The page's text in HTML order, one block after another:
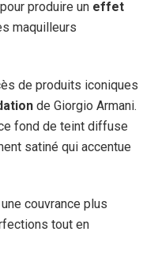
produire un effet
maquilleurs
de produits iconiques
de Giorgio Armani.
fond de teint diffuse
satiné qui accentue
couvrance plus
tout en